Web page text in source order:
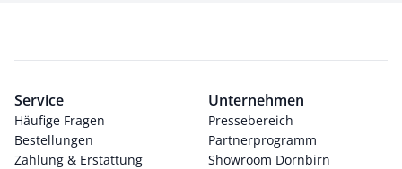
Service
Häufige Fragen
Bestellungen
Zahlung & Erstattung
Unternehmen
Pressebereich
Partnerprogramm
Showroom Dornbirn